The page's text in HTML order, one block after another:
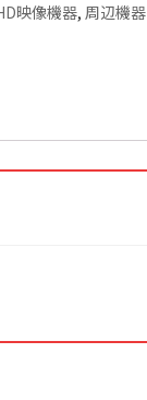
映像機器,周辺機器